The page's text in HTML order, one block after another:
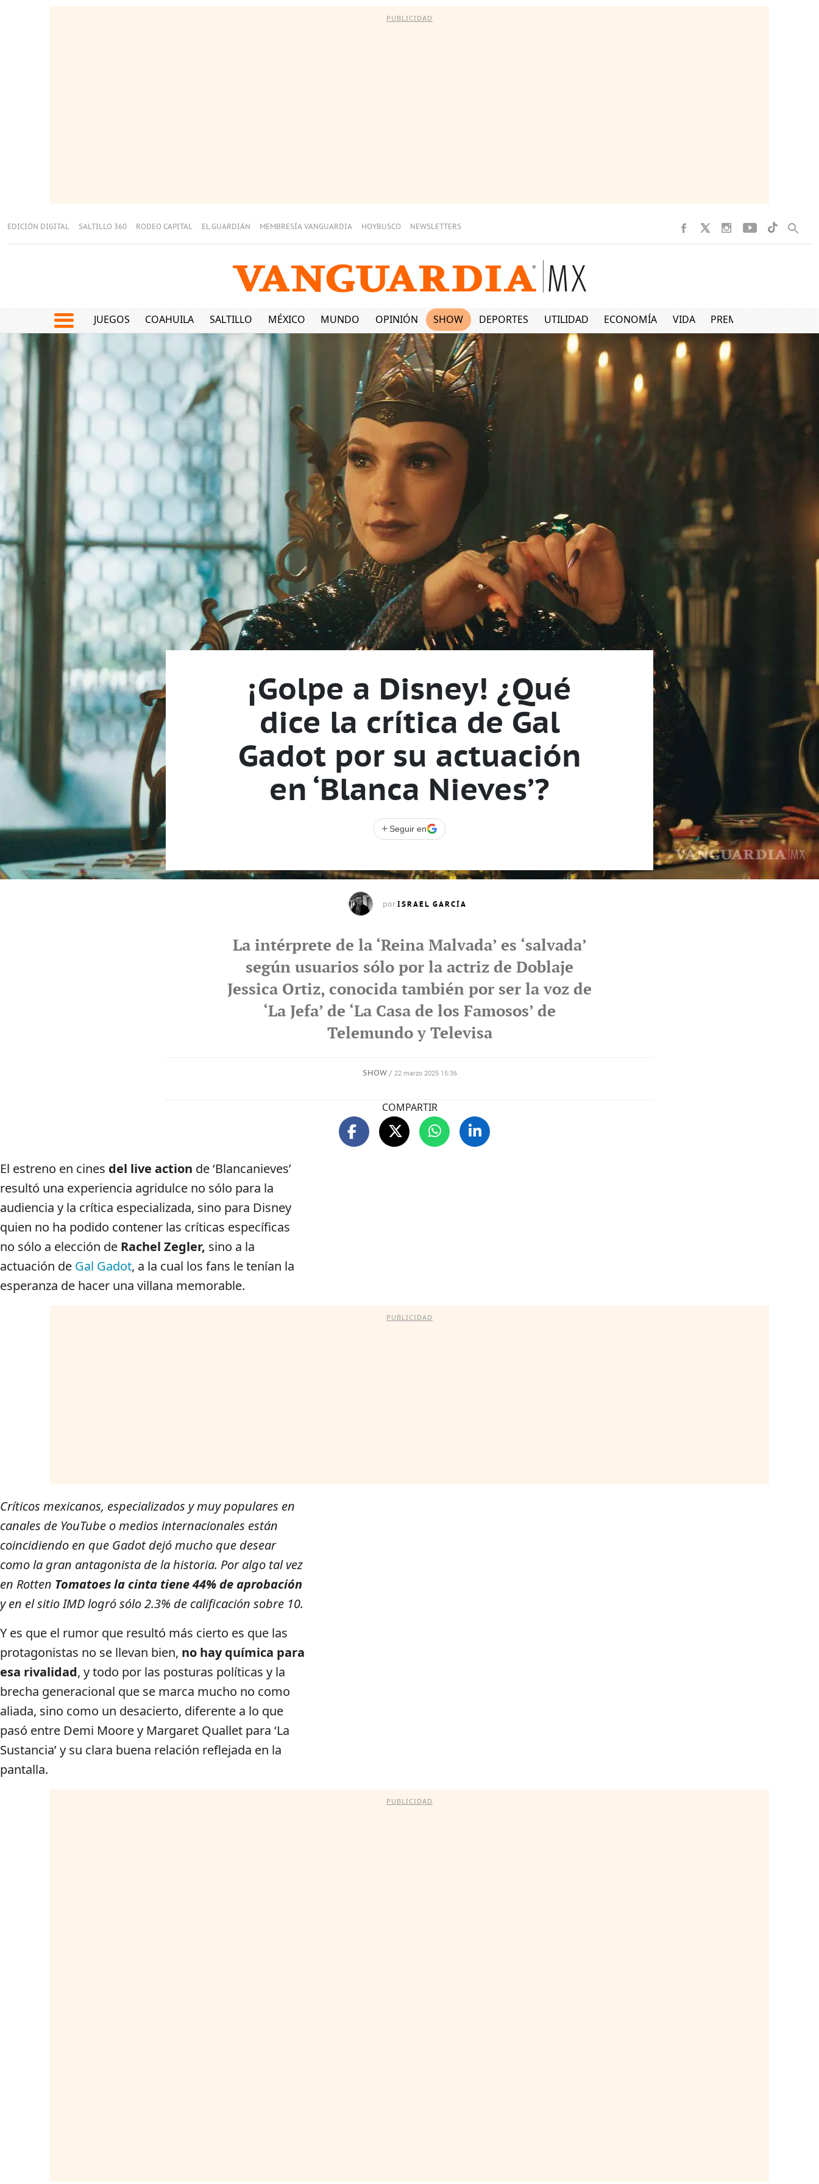
PUBLICIDAD
EDICIÓN DIGITAL SALTILLO 360 RODEO CAPITAL EL GUARDIÁN MEMBRESÍA VANGUARDIA HOYBUSCO NEWSLETTERS
JUEGOS COAHUILA SALTILLO MÉXICO MUNDO OPINIÓN SHOW DEPORTES UTILIDAD ECONOMÍA VIDA PREMIUM
¡Golpe a Disney! ¿Qué
dice la crítica de Gal
Gadot por su actuación
en ‘Blanca Nieves’?
+ Seguir en
por ISRAEL GARCÍA
La intérprete de la ‘Reina Malvada’ es ‘salvada’
según usuarios sólo por la actriz de Doblaje
Jessica Ortiz, conocida también por ser la voz de
‘La Jefa’ de ‘La Casa de los Famosos’ de
Telemundo y Televisa
SHOW / 22 marzo 2025 15:36
COMPARTIR
El estreno en cines del live action de ‘Blancanieves’
resultó una experiencia agridulce no sólo para la
audiencia y la crítica especializada, sino para Disney
quien no ha podido contener las críticas específicas
no sólo a elección de Rachel Zegler, sino a la
actuación de Gal Gadot, a la cual los fans le tenían la
esperanza de hacer una villana memorable.
PUBLICIDAD
Críticos mexicanos, especializados y muy populares en
canales de YouTube o medios internacionales están
coincidiendo en que Gadot dejó mucho que desear
como la gran antagonista de la historia. Por algo tal vez
en Rotten Tomatoes la cinta tiene 44% de aprobación
y en el sitio IMD logró sólo 2.3% de calificación sobre 10.
Y es que el rumor que resultó más cierto es que las
protagonistas no se llevan bien, no hay química para
esa rivalidad, y todo por las posturas políticas y la
brecha generacional que se marca mucho no como
aliada, sino como un desacierto, diferente a lo que
pasó entre Demi Moore y Margaret Quallet para ‘La
Sustancia’ y su clara buena relación reflejada en la
pantalla.
PUBLICIDAD